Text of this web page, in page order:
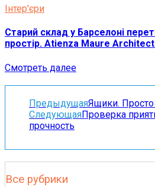
Інтер'єри
Старий склад у Барселоні
простір. Atienza Maure
Смотреть далее
ПредыдущаяЯщики.
СледующаяПроверка
прочность
Все рубрики